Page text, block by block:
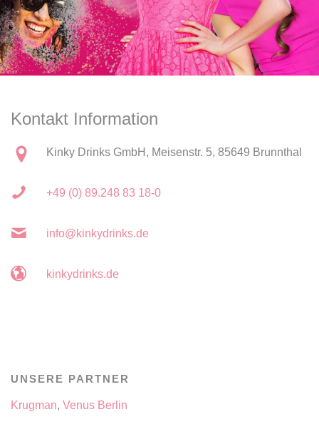
Kontakt Information
Kinky Drinks GmbH, Meisenstr. 5, 85649 Brunnthal
+49 (0) 89.248 83 18-0
info@kinkydrinks.de
kinkydrinks.de
UNSERE PARTNER
Krugman, Venus Berlin